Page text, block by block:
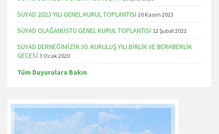
SÜYAD 2023 YILI GENEL KURUL TOPLANTISI 20 Kasım 2023
SÜYAD OLAĞANÜSTÜ GENEL KURUL TOPLANTISI 12 Şubat 2022
SÜYAD DERNEĞİMİZİN 30. KURULUŞ YILI BİRLİK VE BERABERLİK
GECESİ 3 Ocak 2020
Tüm Duyurulara Bakın